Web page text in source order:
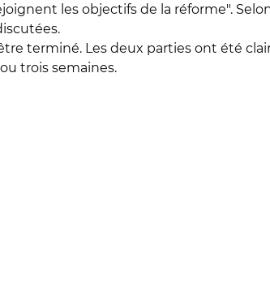
les objectifs de la réforme".
terminé. Les deux parties ont été
trois semaines.